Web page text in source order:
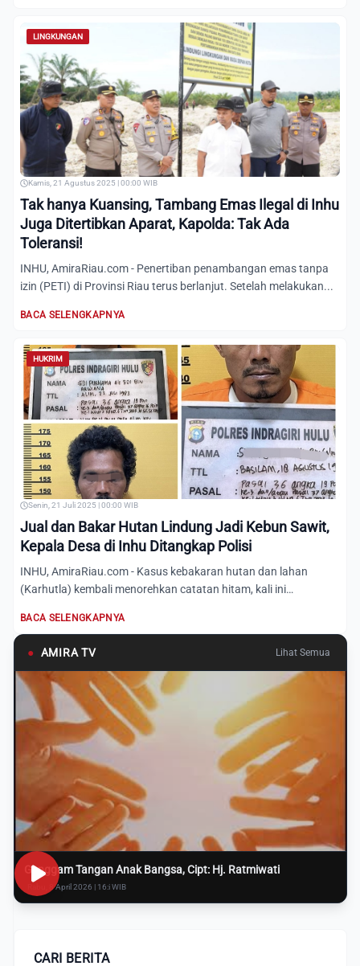
LINGKUNGAN
Kamis, 21 Agustus 2025 | 00:00 WIB
Tak hanya Kuansing, Tambang Emas Ilegal di Inhu
Juga Ditertibkan Aparat, Kapolda: Tak Ada
Toleransi!
INHU, AmiraRiau.com - Penertiban penambangan emas tanpa
izin (PETI) di Provinsi Riau terus berlanjut. Setelah melakukan...
BACA SELENGKAPNYA
HUKRIM
Senin, 21 Juli 2025 | 00:00 WIB
Jual dan Bakar Hutan Lindung Jadi Kebun Sawit,
Kepala Desa di Inhu Ditangkap Polisi
INHU, AmiraRiau.com - Kasus kebakaran hutan dan lahan
(Karhutla) kembali menorehkan catatan hitam, kali ini
BACA SELENGKAPNYA
● AMIRA TV Lihat Semua
Genggam Tangan Anak Bangsa, Cipt: Hj. Ratmiwati
Rabu, 8 April 2026 | 16:i WIB
CARI BERITA